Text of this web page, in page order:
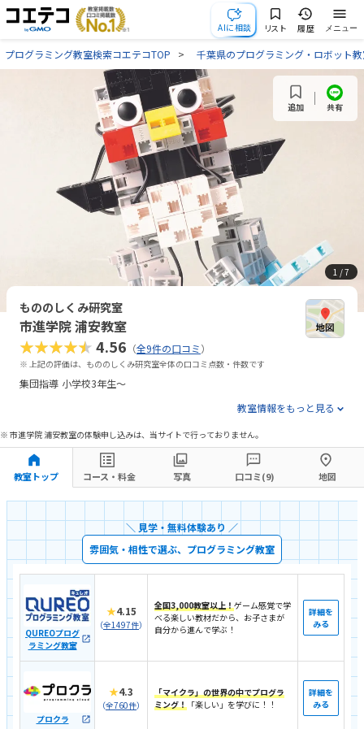
AIに相談 リスト 履歴 メニュー
プログラミング教室検索コエテコTOP 千葉県のプログラミング・ロボット
1 / 7
追加 共有
もののしくみ研究室
市進学院 浦安教室
★★★★★4.56 （全9件の口コミ）
※ 上記の評価は、もののしくみ研究室全体の口コミ点数・件数です
集団指導 小学校3年生〜
教室情報をもっと見る
※ 市進学院 浦安教室の体験申し込みは、当サイトで行っておりません。
教室トップ コース・料金 写真 口コミ(9) 地図
＼ 見学・無料体験あり ／
雰囲気・相性で選ぶ、プログラミング教室
QUREOプログ
ラミング教室
★4.15
（全1497件）
全国3,000教室以上！ゲーム感覚で学
べる楽しい教材だから、お子さまが
自分から進んで学ぶ！
詳細を
みる
プロクラ
★4.3
（全760件）
「マイクラ」の世界の中でプログラ
ミング！
「楽しい」を学びに！！
詳細を
みる